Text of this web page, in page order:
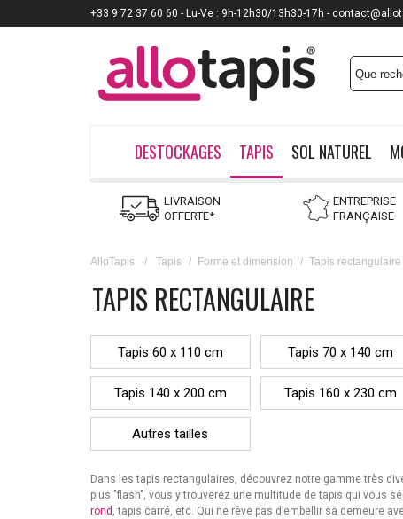
DESTOCKAGES TAPIS SOL NATUREL
LIVRAISON
OFFERTE*
ENTREPRISE
FRANÇAISE
AlloTapis / Tapis / Forme et dimension / Tapis rectangulaire
TAPIS RECTANGULAIRE
Tapis 60 x 110 cm Tapis 70 x 140 cm
Tapis 140 x 200 cm Tapis 160 x 230 cm
Autres tailles
Dans les tapis rectangulaires, découvrez notre gamme très
plus "flash", vous y trouverez une multitude de tapis qui vous
rond , tapis carré, etc. Qui ne rêve pas d’embellir sa demeure
+33 9 72 37 60 60 - Lu-Ve : 9h-12h30/13h30-17h -